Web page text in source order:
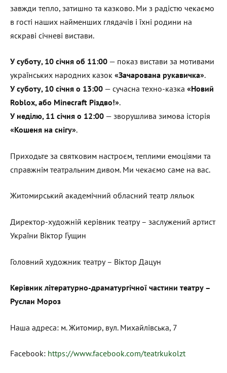
завжди тепло, затишно та казково. Ми з радістю чекаємо
в гості наших найменших глядачів і їхні родини на
яскраві січневі вистави.
У суботу, 10 січня об 11:00 — показ вистави за мотивами
українських народних казок «Зачарована рукавичка».
У суботу, 10 січня о 13:00 — сучасна техно-казка «Новий
Roblox, або Minecraft Різдво!».
У неділю, 11 січня о 12:00 — зворушлива зимова історія
«Кошеня на снігу».
Приходьте за святковим настроєм, теплими емоціями та
справжнім театральним дивом. Ми чекаємо саме на вас.
Житомирський академічний обласний театр ляльок
Директор-художній керівник театру – заслужений артист
України Віктор Гущин
Головний художник театру – Віктор Дацун
Керівник літературно-драматургічної частини театру –
Руслан Мороз
Наша адреса: м. Житомир, вул. Михайлівська, 7
Facebook: https://www.facebook.com/teatrkukolzt